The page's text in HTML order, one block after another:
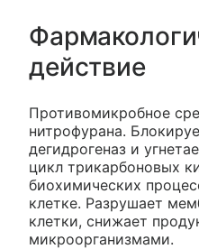
действие
Противомикробное
нитрофурана.
дегидрогеназ и
цикл трикарбоновых
биохимических
клетке. Разрушает
клетки, снижает
микроорганизмами.